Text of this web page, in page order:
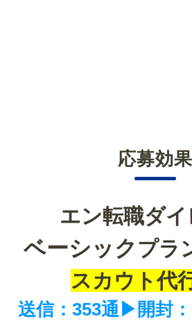
応募効果
エン転職ダイ
ベーシック プラ
スカウト代
送信：353通▶開封